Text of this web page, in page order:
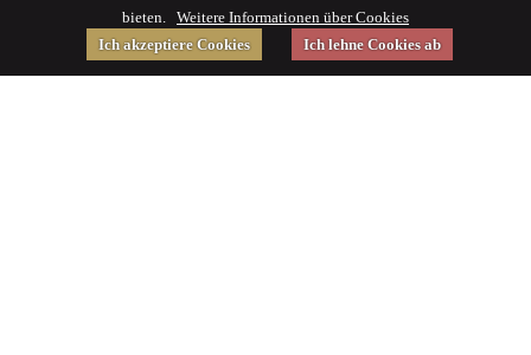
bieten. Weitere Informationen über Cookies
Ich akzeptiere Cookies
Ich lehne Cookies ab